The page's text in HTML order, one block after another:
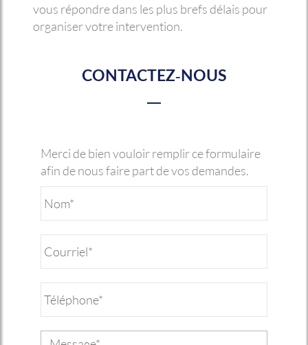
vous répondre dans les plus brefs délais pour
organiser votre intervention.
CONTACTEZ-NOUS
Merci de bien vouloir remplir ce formulaire
afin de nous faire part de vos demandes.